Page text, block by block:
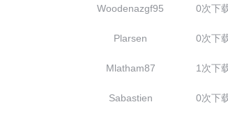
Woodenazgf95 0次下
Plarsen 0次下
Mlatham87 1次下
Sabastien 0次下